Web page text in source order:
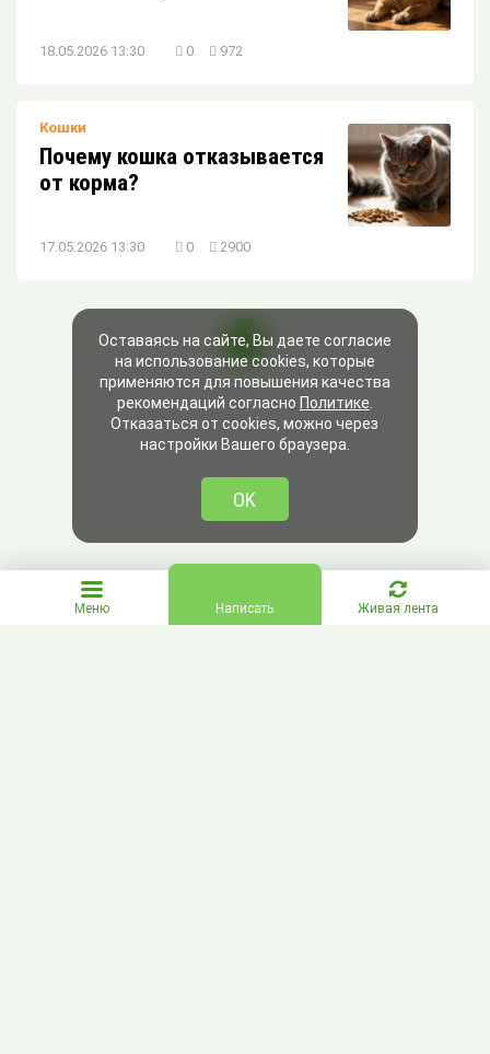
18.05.2026 13:30 0 972
Кошки
Почему кошка отказывается
от корма?
17.05.2026 13:30 0 2900
... 3 4 5 ...
Меню Написать Живая лента
Оставаясь на сайте, Вы даете согласие
на использование cookies, которые
применяются для повышения качества
рекомендаций согласно Политике
Отказаться от cookies, можно через
настройки Вашего браузера.
OK